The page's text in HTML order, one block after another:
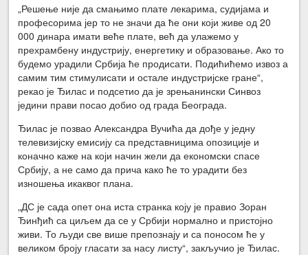
„Решење није да смањимо плате лекарима, судијама и
професорима јер то не значи да ће они који живе од 20
000 динара имати веће плате, већ да улажемо у
прехрамбену индустрију, енергетику и образовање. Ако то
будемо урадили Србија ће продисати. Подићићемо извоз а
самим тим стимулисати и остале индустријске гране“,
рекао је Ђилас и подсетио да је зрењанински Синвоз
једини прави посао добио од града Београда.
Ђилас је позвао Александра Вучића да дође у једну
телевизијску емисију са представницима опозиције и
коначно каже на који начин жели да економски спасе
Србију, а не само да прича како ће то урадити без
изношења икаквог плана.
„ДС је сада опет она иста странка коју је правио Зоран
Ђинђић са циљем да се у Србији нормално и пристојно
живи. То људи све више препознају и са поносом ће у
великом броју гласати за насу листу“, закључио је Ђилас.